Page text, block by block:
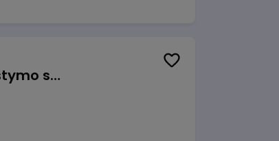
Užsakymų komplektuotojas (-a) skirstymo sandėlyje